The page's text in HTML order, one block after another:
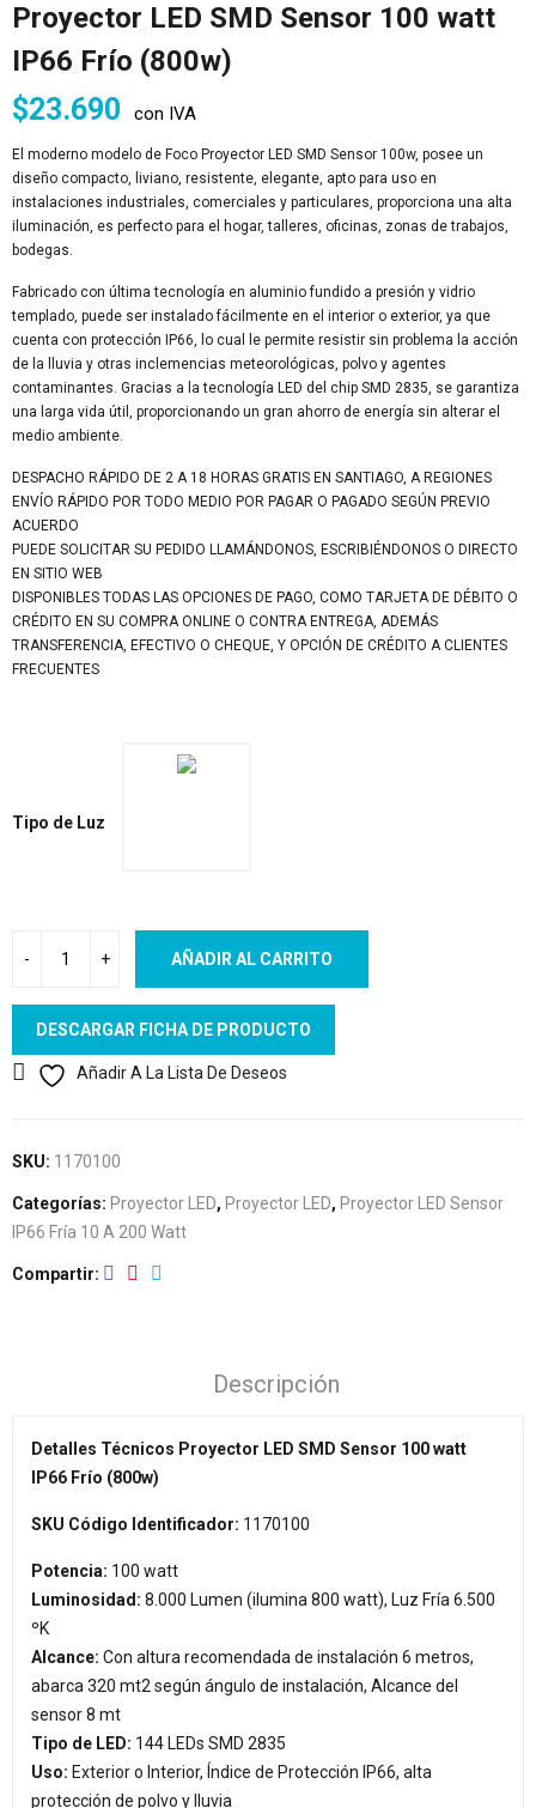
Proyector LED SMD Sensor 100 watt
IP66 Frío (800w)
$23.690 con IVA
El moderno modelo de Foco Proyector LED SMD Sensor 100w, posee un
diseño compacto, liviano, resistente, elegante, apto para uso en
instalaciones industriales, comerciales y particulares, proporciona una alta
iluminación, es perfecto para el hogar, talleres, oficinas, zonas de trabajos,
bodegas.
Fabricado con última tecnología en aluminio fundido a presión y vidrio
templado, puede ser instalado fácilmente en el interior o exterior, ya que
cuenta con protección IP66, lo cual le permite resistir sin problema la acción
de la lluvia y otras inclemencias meteorológicas, polvo y agentes
contaminantes. Gracias a la tecnología LED del chip SMD 2835, se garantiza
una larga vida útil, proporcionando un gran ahorro de energía sin alterar el
medio ambiente.
DESPACHO RÁPIDO DE 2 A 18 HORAS GRATIS EN SANTIAGO, A REGIONES
ENVÍO RÁPIDO POR TODO MEDIO POR PAGAR O PAGADO SEGÚN PREVIO
ACUERDO
PUEDE SOLICITAR SU PEDIDO LLAMÁNDONOS, ESCRIBIÉNDONOS O DIRECTO
EN SITIO WEB
DISPONIBLES TODAS LAS OPCIONES DE PAGO, COMO TARJETA DE DÉBITO O
CRÉDITO EN SU COMPRA ONLINE O CONTRA ENTREGA, ADEMÁS
TRANSFERENCIA, EFECTIVO O CHEQUE, Y OPCIÓN DE CRÉDITO A CLIENTES
FRECUENTES
Tipo de Luz
AÑADIR AL CARRITO
DESCARGAR FICHA DE PRODUCTO
Añadir A La Lista De Deseos
SKU: 1170100
Categorías: Proyector LED, Proyector LED, Proyector LED Sensor
IP66 Fría 10 A 200 Watt
Compartir
Descripción
Detalles Técnicos Proyector LED SMD Sensor 100 watt
IP66 Frío (800w)
SKU Código Identificador: 1170100
Potencia: 100 watt
Luminosidad: 8.000 Lumen (ilumina 800 watt), Luz Fría 6.500
ºK
Alcance: Con altura recomendada de instalación 6 metros,
abarca 320 mt2 según ángulo de instalación, Alcance del
sensor 8 mt
Tipo de LED: 144 LEDs SMD 2835
Uso: Exterior o Interior, Índice de Protección IP66, alta
protección de polvo y lluvia